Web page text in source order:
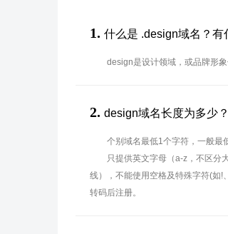
1. 什么是 .design域名？有
design是设计领域，或品牌形
2. design域名长度为多少
个别域名最低1个字符，一般最
只提供英文字母（a-z，不区分
线），不能使用空格及特殊字符(如!
转码后注册。